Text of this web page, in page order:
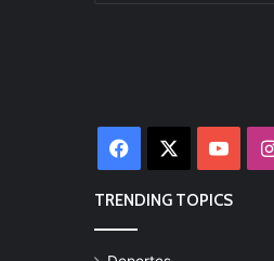
Facebook
TRENDING TOPICS